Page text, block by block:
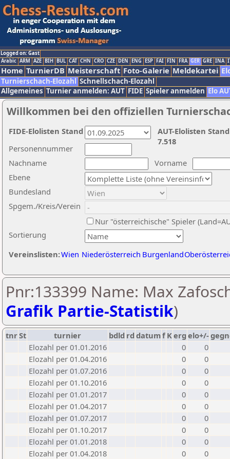
Logged on: Gast
Arabic ARM AZE BIH BUL CAT CHN CRO CZE DEN ENG ESP FAI FIN FRA GER GRE INA
Home TurnierDB Meisterschaft Foto-Galerie Meldekartei
Turnierschach-Elozahl Schnellschach-Elozahl
Allgemeines Turnier anmelden: AUT FIDE Spieler anmelden Elo
Willkommen bei den offiziellen
Nachname
Vorname
Ebene
Sortierung
Personennummer
Bundesland
Spgem./Kreis/Verein
Nur "österreichische" Spieler
Vereinslisten:Wien Niederösterreich Burgenland
AUT-Elolisten
7.518
FIDE-Elolisten Stand
Pnr:133399 Name: Max
Grafik Partie-Statistik)
tnrSt turnier bdld rd datumf Kerg elo+/-
Elozahl per 01.01.2016
0
0
Elozahl per 01.04.2016
0
0
Elozahl per 01.07.2016
0
0
Elozahl per 01.10.2016
0
0
Elozahl per 01.01.2017
0
0
Elozahl per 01.04.2017
0
0
Elozahl per 01.07.2017
0
0
Elozahl per 01.10.2017
0
0
Elozahl per 01.01.2018
0
0
Elozahl per 01.04.2018
0
0